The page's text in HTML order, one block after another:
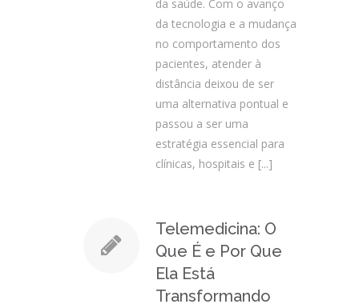
da saúde. Com o avanço
da tecnologia e a mudança
no comportamento dos
pacientes, atender à
distância deixou de ser
uma alternativa pontual e
passou a ser uma
estratégia essencial para
clínicas, hospitais e [...]
Telemedicina: O
Que É e Por Que
Ela Está
Transformando